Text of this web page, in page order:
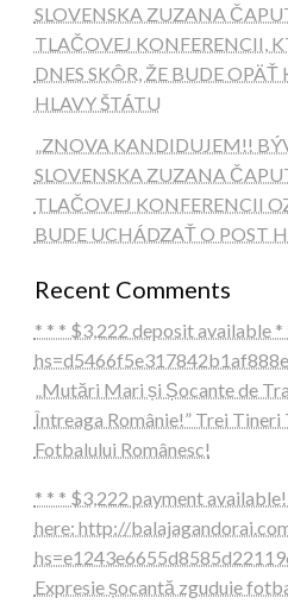
SLOVENSKA ZUZANA
TLAČOVEJ KONFERENCII,
DNES SKÔR, ŽE BUDE
HLAVY ŠTÁTU
„ZNOVA KANDIDUJEM!!
SLOVENSKA ZUZANA
TLAČOVEJ KONFERENCII
BUDE UCHÁDZAŤ O POST
Recent Comments
* * * $3,222 deposit available *
„Mutări Mari și Șocante de
Întreaga Românie!” Trei Tineri
Fotbalului Românesc!
* * * $3,222 payment
here: http://
Expresie șocantă zguduie